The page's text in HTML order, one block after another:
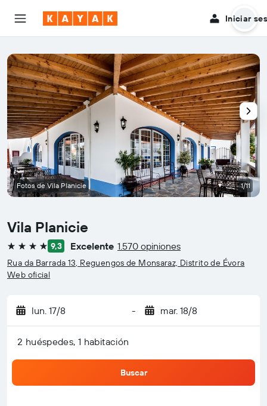
Iniciar
Vila Planicie
4 estrellas9,3 Excelente 1.570 opiniones
Rua da Barrada 13, Reguengos de Monsaraz, Distrito de Évora
Web oficial
lun. 17/8 - mar. 18/8
2 huéspedes, 1 habitación
Buscar
Fotos de Vila Planicie 1/11